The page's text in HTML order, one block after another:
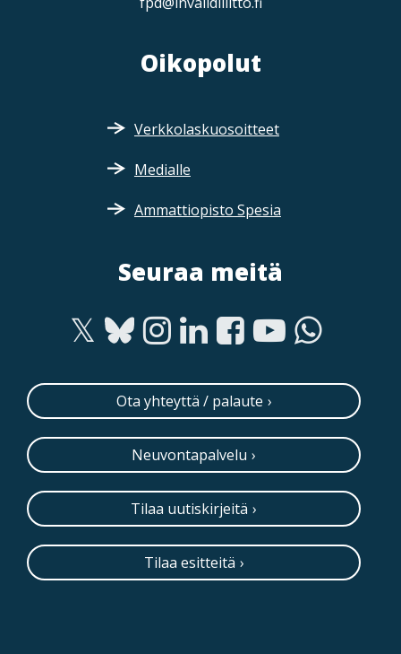
Oikopolut
Verkkolaskuosoitteet
Medialle
Ammattiopisto Spesia
Seuraa meitä
Ota yhteyttä / palaute
Neuvontapalvelu
Tilaa uutiskirjeitä
Tilaa esitteitä